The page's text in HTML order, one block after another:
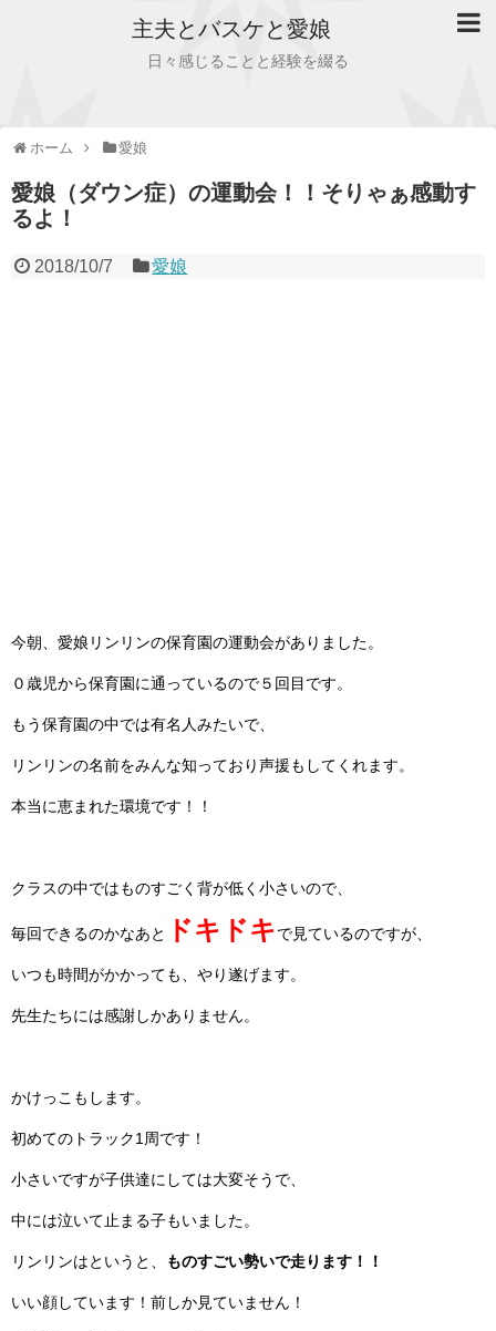
主夫とバスケと愛娘
日々感じることと経験を綴る
ホーム 愛娘
愛娘（ダウン症）の運動会！！そりゃぁ感動す
るよ！
2018/10/7 愛娘
今朝、愛娘リンリンの保育園の運動会がありました。
０歳児から保育園に通っているので５回目です。
もう保育園の中では有名人みたいで、
リンリンの名前をみんな知っており声援もしてくれます。
本当に恵まれた環境です！！
クラスの中ではものすごく背が低く小さいので、
毎回できるのかなあと ドキドキで見ているのですが、
いつも時間がかかっても、やり遂げます。
先生たちには感謝しかありません。
かけっこもします。
初めてのトラック1周です！
小さいですが子供達にしては大変そうで、
中には泣いて止まる子もいました。
リンリンはというと、 ものすごい勢いで走ります！！
いい顔しています！前しか見ていません！